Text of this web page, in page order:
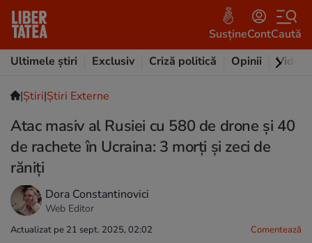
SusțineContCaută
Ultimele știri
Exclusiv Criză politică Opinii Video
|Ştiri|Știri Externe
Atac masiv al Rusiei cu 580 de drone și 40
de rachete în Ucraina: 3 morți și zeci de
răniți
Dora Constantinovici
Web Editor
Actualizat pe 21 sept. 2025, 02:02 Comentează